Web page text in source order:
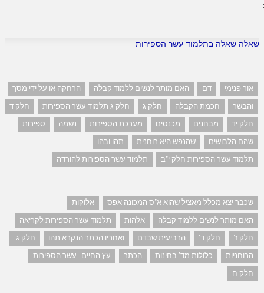
שאלה שאלה בתלמוד עשר הספירות
אור פנימי דם האם מותר לנשים ללמוד קבלה
הרחקה או על ידי מסך
והבשר
חכמת הקבלה חלק ג חלק ג תלמוד עשר הספירות
חלק ד
חלק יד
מבחנים מכנסים מערכת הספירות נשמה
ספירות
שהם הלבושים
שהנפש היא רוחנית
תהו ובהו
תלמוד עשר הספירות חלק י"ב
תלמוד עשר הספירות להורדה
שכבר יצא מכלל מאציל שהוא א"ס המכונה אפס
אלוקות
האם מותר לנשים ללמוד קבלה
אלהות
תלמוד עשר הספירות לקריאה
חלק ז'
חלק ד' הרביעית שבדם ואחריו הכתר הנקרא תהו
חלק ג'
הרוחניות
כלולות מד' בחינות הכתר
עץ החיים- עשר הספירות
חלק ח